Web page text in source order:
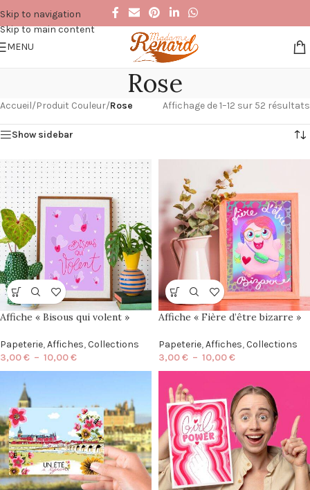
Skip to navigation
Skip to main content
MENU
Rose
Accueil/Produit Couleur/Rose Affichage de 1–12 sur 52 résultats
Show sidebar
Affiche « Bisous qui volent »
Papeterie,Affiches,Collections
3,00€ – 10,00€
Affiche « Fière d’être bizarre »
Papeterie,Affiches,Collections
3,00€ – 10,00€